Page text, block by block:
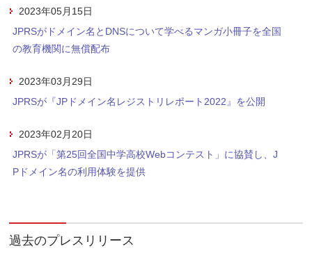
2023年05月15日
JPRSがドメイン名とDNSについて学べるマンガ小冊子を全国
の教育機関に無償配布
2023年03月29日
JPRSが『JPドメイン名レジストリレポート2022』を公開
2023年02月20日
JPRSが「第25回全国中学高校Webコンテスト」に協賛し、J
Pドメイン名の利用体験を提供
過去のプレスリリース